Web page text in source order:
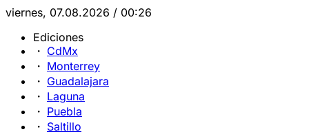
viernes, 07.08.2026 / 00:26
Ediciones
CdMx
Monterrey
Guadalajara
Laguna
Puebla
Saltillo